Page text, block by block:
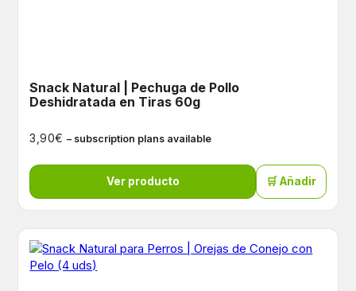
Snack Natural | Pechuga de Pollo
Deshidratada en Tiras 60g
3,90€ – subscription plans available
Ver producto 🛒 Añadir